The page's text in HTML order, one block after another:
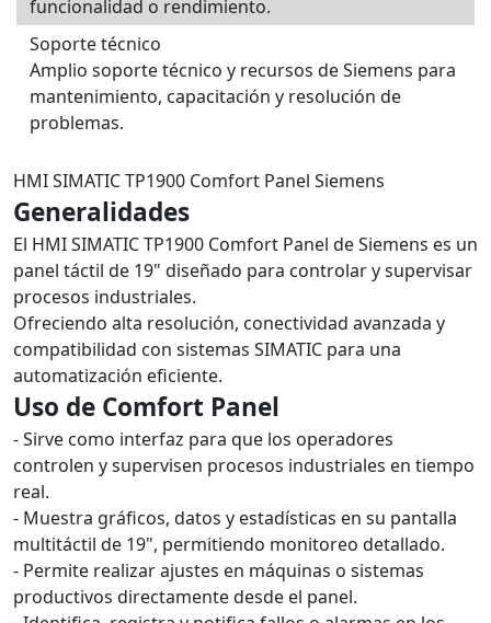
funcionalidad o rendimiento.
Soporte técnico
Amplio soporte técnico y recursos de Siemens para
mantenimiento, capacitación y resolución de
problemas.
HMI SIMATIC TP1900 Comfort Panel Siemens
Generalidades
El HMI SIMATIC TP1900 Comfort Panel de Siemens es un
panel táctil de 19" diseñado para controlar y supervisar
procesos industriales.
Ofreciendo alta resolución, conectividad avanzada y
compatibilidad con sistemas SIMATIC para una
automatización eficiente.
Uso de Comfort Panel
- Sirve como interfaz para que los operadores
controlen y supervisen procesos industriales en tiempo
real.
- Muestra gráficos, datos y estadísticas en su pantalla
multitáctil de 19", permitiendo monitoreo detallado.
- Permite realizar ajustes en máquinas o sistemas
productivos directamente desde el panel.